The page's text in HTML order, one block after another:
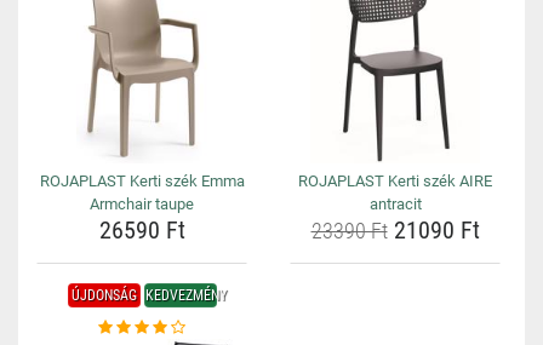
ROJAPLAST Kerti szék Emma
Armchair taupe
26590 Ft
ROJAPLAST Kerti szék AIRE
antracit
23390 Ft21090 Ft
ÚJDONSÁG KEDVEZMÉNY